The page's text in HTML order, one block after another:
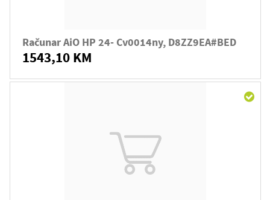
Računar AiO HP 24- Cv0014ny, D8ZZ9EA#BED
1543,10 KM